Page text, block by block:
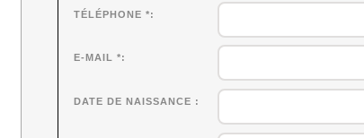
TÉLÉPHONE *
E-MAIL *
DATE DE NAISSANCE